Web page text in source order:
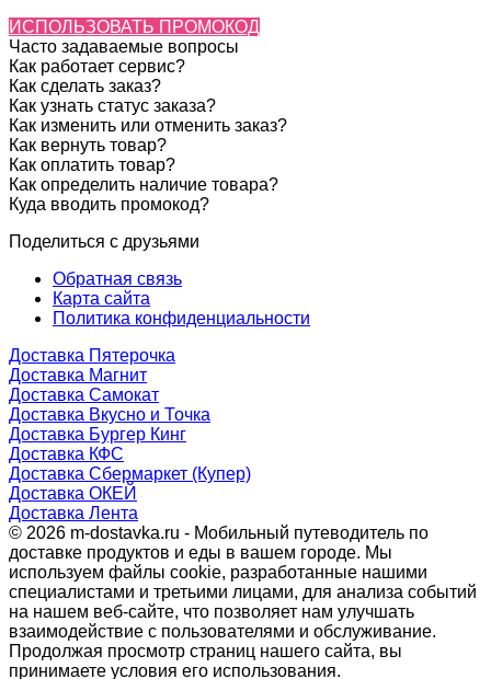
ИСПОЛЬЗОВАТЬ ПРОМОКОД
Часто задаваемые вопросы
Как работает сервис?
Как сделать заказ?
Как узнать статус заказа?
Как изменить или отменить заказ?
Как вернуть товар?
Как оплатить товар?
Как определить наличие товара?
Куда вводить промокод?
Поделиться с друзьями
Обратная связь
Карта сайта
Политика конфиденциальности
Доставка Пятерочка
Доставка Магнит
Доставка Самокат
Доставка Вкусно и Точка
Доставка Бургер Кинг
Доставка КФС
Доставка Сбермаркет (Купер)
Доставка ОКЕЙ
Доставка Лента
© 2026 m-dostavka.ru - Мобильный путеводитель по
доставке продуктов и еды в вашем городе. Мы
используем файлы cookie, разработанные нашими
специалистами и третьими лицами, для анализа событий
на нашем веб-сайте, что позволяет нам улучшать
взаимодействие с пользователями и обслуживание.
Продолжая просмотр страниц нашего сайта, вы
принимаете условия его использования.